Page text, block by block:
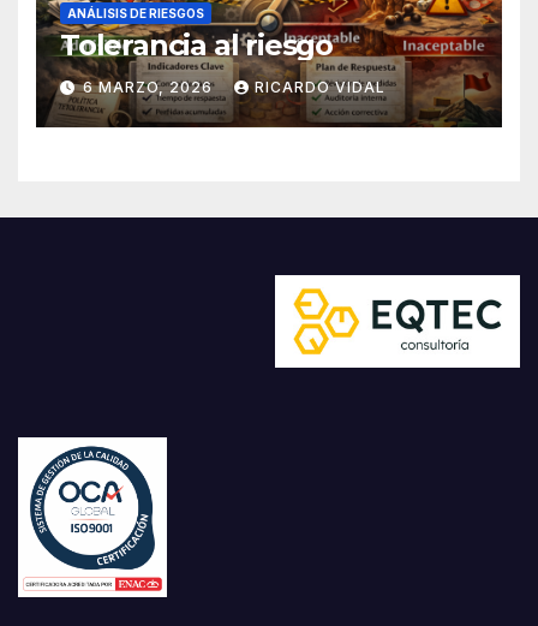
ANÁLISIS DE RIESGOS
Tolerancia al riesgo
6 MARZO, 2026 RICARDO VIDAL